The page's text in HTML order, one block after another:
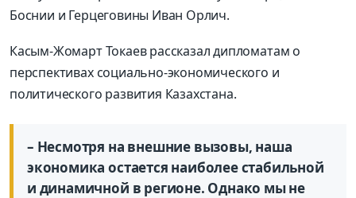
Боснии и Герцеговины Иван Орлич.
Касым-Жомарт Токаев рассказал дипломатам о
перспективах социально-экономического и
политического развития Казахстана.
– Несмотря на внешние вызовы, наша
экономика остается наиболее стабильной
и динамичной в регионе. Однако мы не